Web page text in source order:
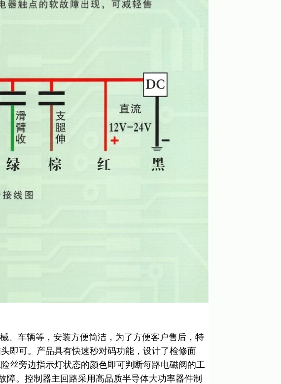
、车辆等，安装方便简洁，为了方便客户售后，特
即可。产品具有快速秒对码功能，设计了检修面
丝旁边指示灯状态的颜色即可判断每路电磁阀的工
。控制器主回路采用高品质半导体大功率器件制